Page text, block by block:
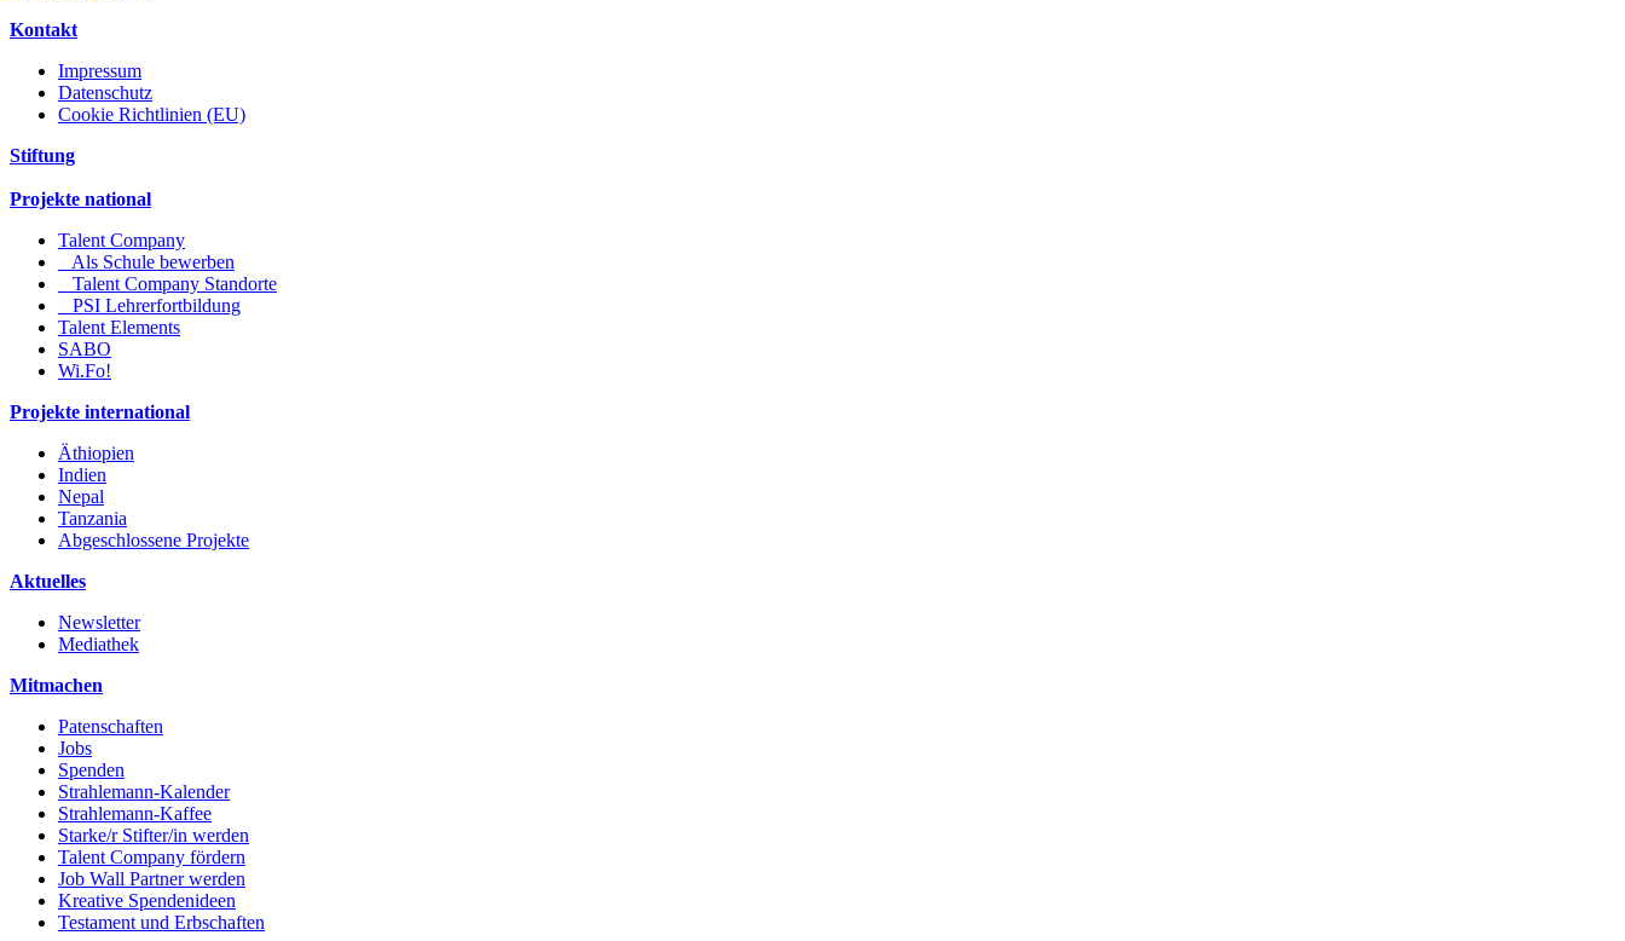
Kontakt
Impressum
Datenschutz
Cookie Richtlinien (EU)
Stiftung
Projekte national
Talent Company
Als Schule bewerben
Talent Company Standorte
PSI Lehrerfortbildung
Talent Elements
SABO
Wi.Fo!
Projekte international
Äthiopien
Indien
Nepal
Tanzania
Abgeschlossene Projekte
Aktuelles
Newsletter
Mediathek
Mitmachen
Patenschaften
Jobs
Spenden
Strahlemann-Kalender
Strahlemann-Kaffee
Starke/r Stifter/in werden
Talent Company fördern
Job Wall Partner werden
Kreative Spendenideen
Testament und Erbschaften